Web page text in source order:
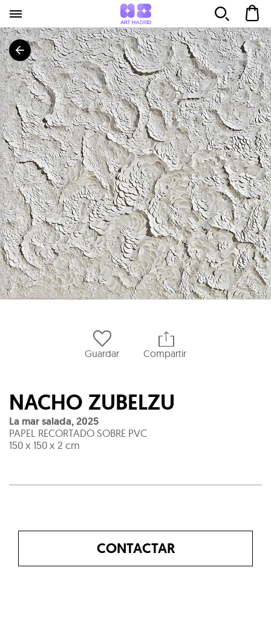
Guardar Compartir
NACHO ZUBELZU
La mar salada,2025
PAPEL RECORTADO SOBRE PVC
150 x 150 x 2 cm
CONTACTAR